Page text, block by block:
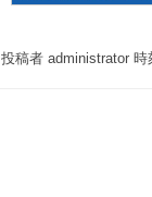
投稿者 administrator 時